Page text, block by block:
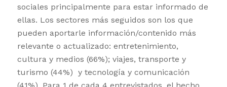
sociales principalmente para estar informado de
ellas. Los sectores más seguidos son los que
pueden aportarle información/contenido más
relevante o actualizado: entretenimiento,
cultura y medios (66%); viajes, transporte y
turismo (44%) y tecnología y comunicación